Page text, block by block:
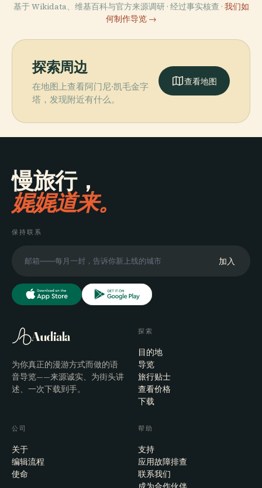
基于 Wikidata、维基百科与官方来源调研 · 经过事实核查 · 我们如
何制作导览 →
探索周边
在地图上查看阿门尼·凯毛金字
塔，发现附近有什么。
查看地图
慢旅行，
娓娓道来。
保持联系
加入
Audiala
为你真正的漫游方式而做的语
音导览——来源诚实、为街头讲
述、一次下载到手。
探索
目的地
导览
旅行贴士
查看价格
下载
公司
关于
编辑流程
使命
帮助
支持
应用故障排查
联系我们